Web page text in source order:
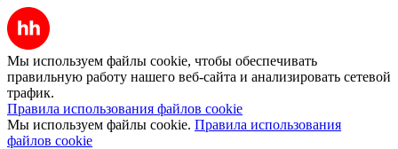
Мы используем файлы cookie, чтобы обеспечивать
правильную работу нашего веб-сайта и анализировать сетевой
трафик.
Правила использования файлов cookie
Мы используем файлы cookie. Правила использования
файлов cookie